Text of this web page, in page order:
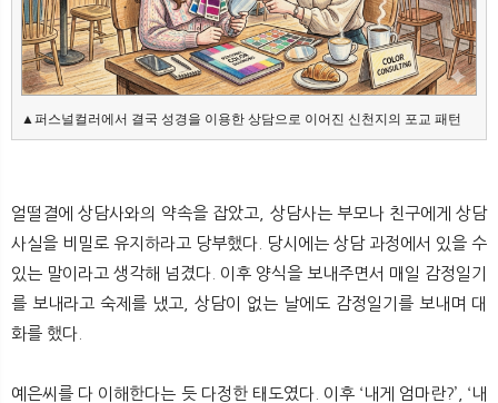
▲퍼스널컬러에서 결국 성경을 이용한 상담으로 이어진 신천지의 포교 패턴
얼떨결에 상담사와의 약속을 잡았고, 상담사는 부모나 친구에게 상담
사실을 비밀로 유지하라고 당부했다. 당시에는 상담 과정에서 있을 수
있는 말이라고 생각해 넘겼다. 이후 양식을 보내주면서 매일 감정일기
를 보내라고 숙제를 냈고, 상담이 없는 날에도 감정일기를 보내며 대
화를 했다.
예은씨를 다 이해한다는 듯 다정한 태도였다. 이후 ‘내게 엄마란?’, ‘내